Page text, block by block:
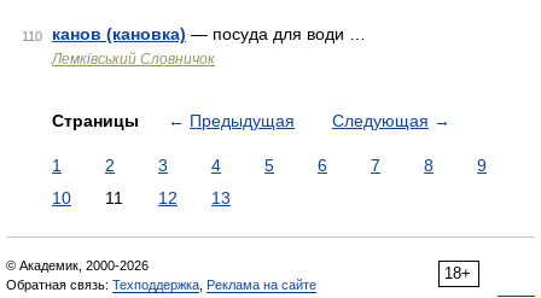
110 канов (кановка) — посуда для води …
Лемківський Словничок
Страницы ← Предыдущая Следующая →
1 2 3 4 5 6 7 8
9
10
11 12 13
18+
© Академик, 2000-2026
Обратная связь: Техподдержка Реклама на сайте